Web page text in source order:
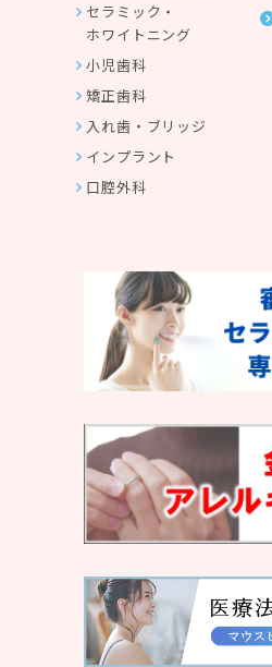
セラミック・
ホワイトニング
小児歯科
矯正歯科
入れ歯・ブリッジ
インプラント
口腔外科